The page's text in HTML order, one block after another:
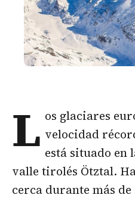
L os glaciares
velocidad
está situado en
valle tirolés Ötztal.
cerca durante más de